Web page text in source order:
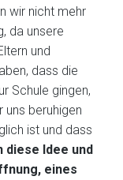
wir nicht mehr
da unsere
und
dass die
Schule gingen,
uns beruhigen
ist und dass
diese Idee und
eines